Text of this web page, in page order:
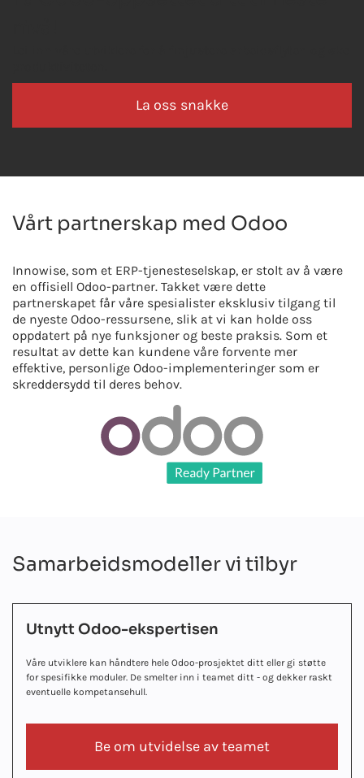
La oss snakke
Vårt partnerskap med Odoo
Innowise, som et ERP-tjenesteselskap, er stolt av å være
en offisiell Odoo-partner. Takket være dette
partnerskapet får våre spesialister eksklusiv tilgang til
de nyeste Odoo-ressursene, slik at vi kan holde oss
oppdatert på nye funksjoner og beste praksis. Som et
resultat av dette kan kundene våre forvente mer
effektive, personlige Odoo-implementeringer som er
skreddersydd til deres behov.
Samarbeidsmodeller vi tilbyr
Utnytt Odoo-ekspertisen
Våre utviklere kan håndtere hele Odoo-prosjektet ditt eller gi støtte
for spesifikke moduler. De smelter inn i teamet ditt - og dekker raskt
eventuelle kompetansehull.
Be om utvidelse av teamet